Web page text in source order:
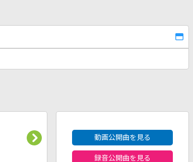
動画公開曲を見る
録音公開曲を見る